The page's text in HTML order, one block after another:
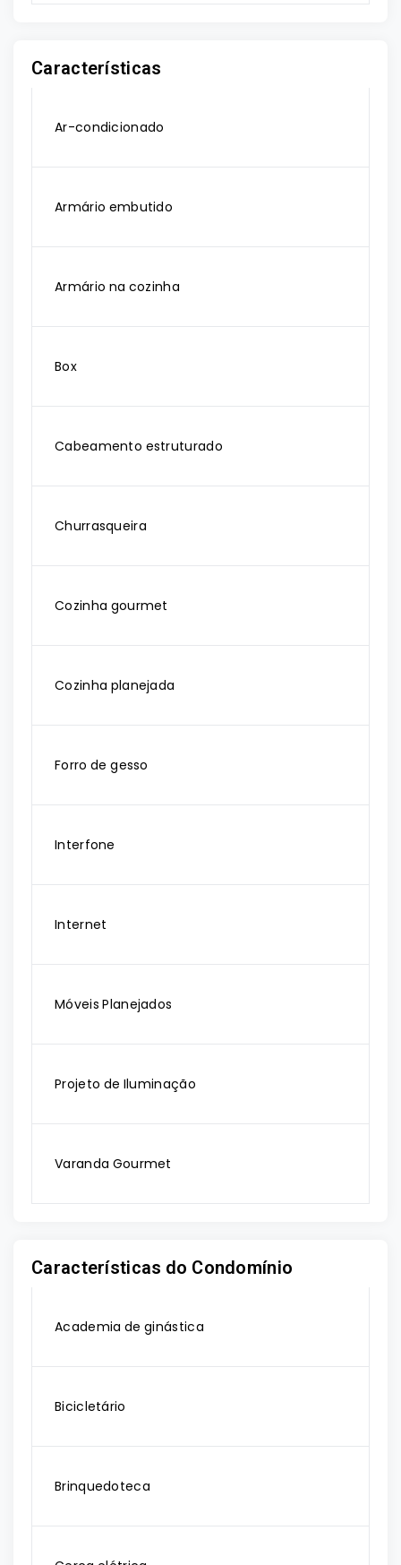
Características
Ar-condicionado
Armário embutido
Armário na cozinha
Box
Cabeamento estruturado
Churrasqueira
Cozinha gourmet
Cozinha planejada
Forro de gesso
Interfone
Internet
Móveis Planejados
Projeto de Iluminação
Varanda Gourmet
Características do Condomínio
Academia de ginástica
Bicicletário
Brinquedoteca